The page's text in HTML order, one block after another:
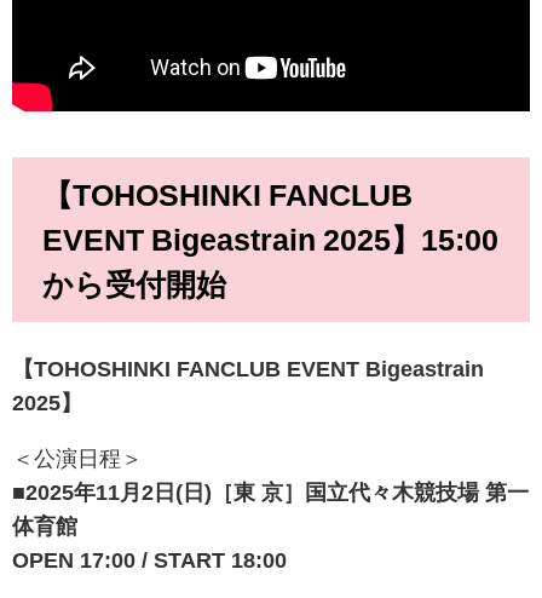
【TOHOSHINKI FANCLUB
EVENT Bigeastrain 2025】 15:00
から受付開始
【TOHOSHINKI FANCLUB EVENT Bigeastrain
2025】
＜公演日程＞
■2025年11月2日(日)［東 京］国⽴代々⽊競技場 第⼀
体育館
OPEN 17:00 / START 18:00